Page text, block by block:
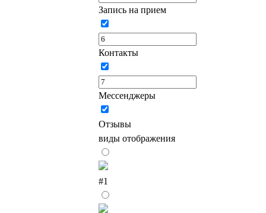
Запись на прием
Контакты
Мессенджеры
Отзывы
виды отображения
#1